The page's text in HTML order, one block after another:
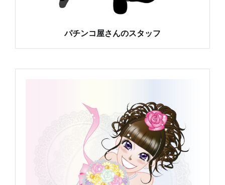
パチンコ屋さんのスタッフ